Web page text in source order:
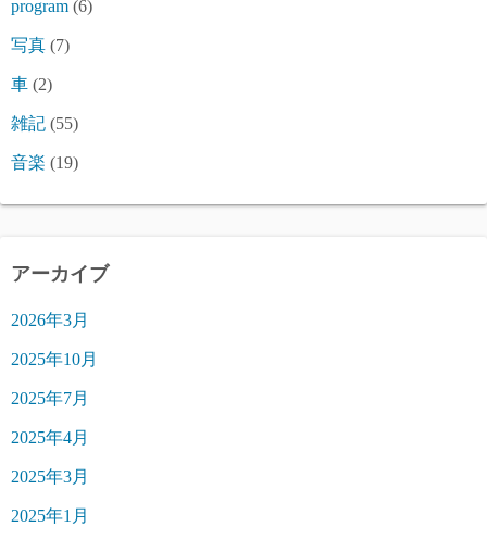
program (6)
写真 (7)
車 (2)
雑記 (55)
音楽 (19)
アーカイブ
2026年3月
2025年10月
2025年7月
2025年4月
2025年3月
2025年1月